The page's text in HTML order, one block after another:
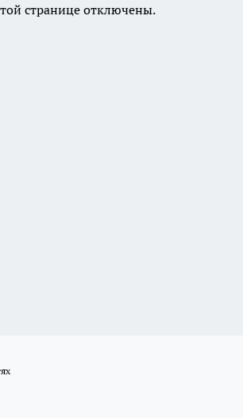
странице отключены.